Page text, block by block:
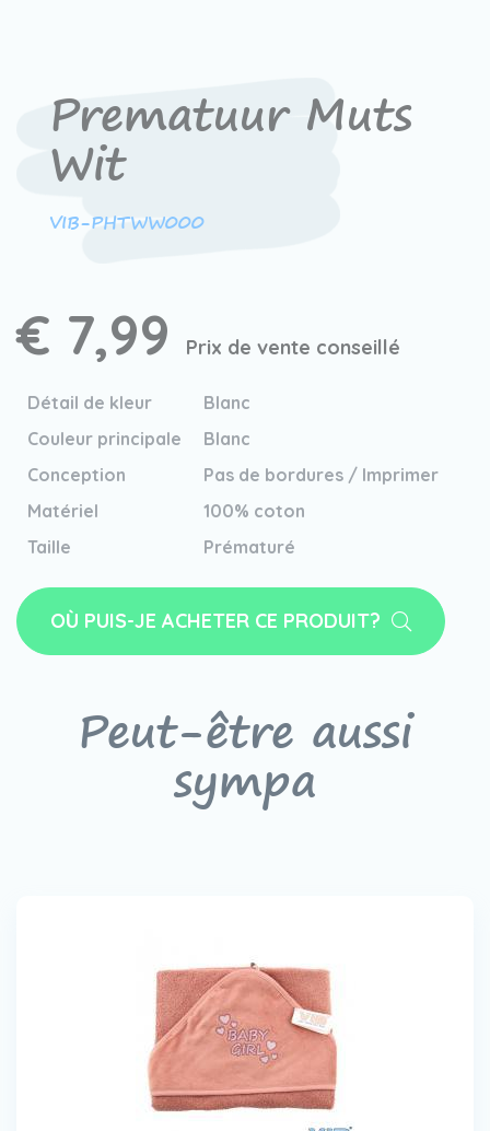
Prematuur Muts
Wit
VIB-PHTWW000
€ 7,99 Prix de vente conseillé
Détail de kleur
Blanc
Couleur principale
Blanc
Conception
Pas de bordures / Imprimer
Matériel
100% coton
Taille
Prématuré
OÙ PUIS-JE ACHETER CE PRODUIT?
Peut-être aussi
sympa